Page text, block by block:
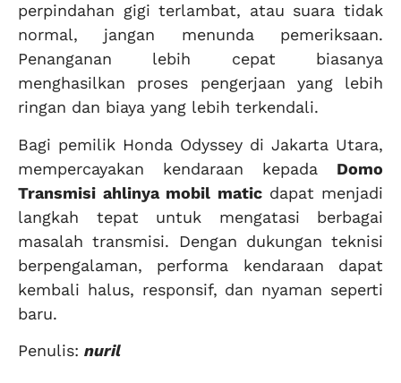
perpindahan gigi terlambat, atau suara tidak
normal, jangan menunda pemeriksaan.
Penanganan lebih cepat biasanya
menghasilkan proses pengerjaan yang lebih
ringan dan biaya yang lebih terkendali.
Bagi pemilik Honda Odyssey di Jakarta Utara,
mempercayakan kendaraan kepada Domo
Transmisi ahlinya mobil maticdapat menjadi
langkah tepat untuk mengatasi berbagai
masalah transmisi. Dengan dukungan teknisi
berpengalaman, performa kendaraan dapat
kembali halus, responsif, dan nyaman seperti
baru.
Penulis: nuril